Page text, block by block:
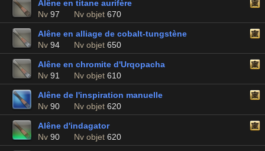
Alêne en titane aurifère
Nv 97 Nv objet 670
Alêne en alliage de cobalt-tungstène
Nv 94 Nv objet 650
Alêne en chromite d'Urqopacha
Nv 91 Nv objet 610
Alêne de l'inspiration manuelle
Nv 90 Nv objet 620
Alêne d'indagator
Nv 90 Nv objet 620